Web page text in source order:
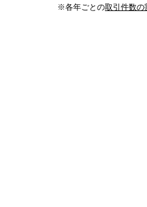
※各年ごとの取引件数の